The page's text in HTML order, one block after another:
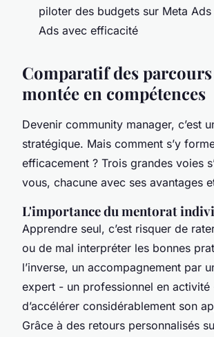
piloter des budgets sur Meta
Ads avec efficacité
Comparatif des
montée en compétences
Devenir community manager, c’est
stratégique. Mais comment s’y
efficacement ? Trois grandes voies
vous, chacune avec ses avantages
L'importance du mentorat
Apprendre seul, c’est risquer de
ou de mal interpréter les bonnes
l’inverse, un accompagnement par
expert - un professionnel en activité
d’accélérer considérablement son
Grâce à des retours personnalisés